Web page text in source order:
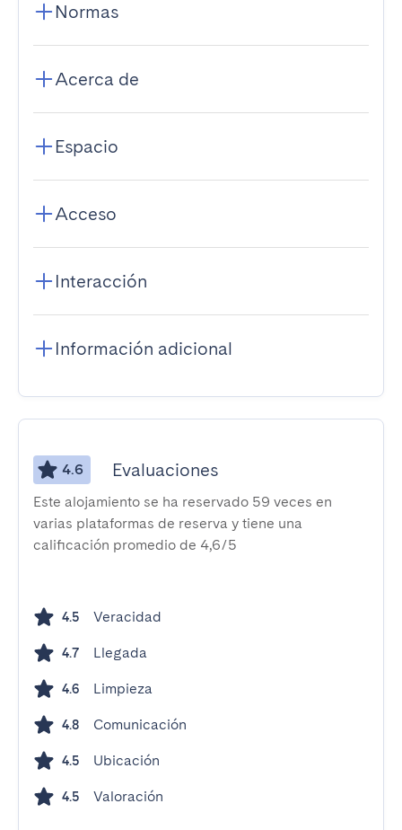
Normas
Acerca de
Espacio
Acceso
Interacción
Información adicional
4.6 Evaluaciones
Este alojamiento se ha reservado 59 veces en
varias plataformas de reserva y tiene una
calificación promedio de 4,6/5
4.5 Veracidad
4.7 Llegada
4.6 Limpieza
4.8 Comunicación
4.5 Ubicación
4.5 Valoración